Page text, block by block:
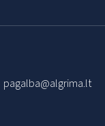
pagalba@algrima.lt